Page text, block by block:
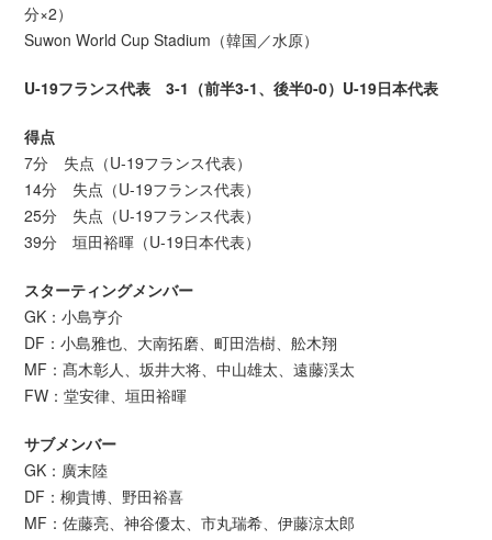
分×2）
Suwon World Cup Stadium（韓国／水原）
U-19フランス代表 3-1（前半3-1、後半0-0）U-19日本代表
得点
7分 失点（U-19フランス代表）
14分 失点（U-19フランス代表）
25分 失点（U-19フランス代表）
39分 垣田裕暉（U-19日本代表）
スターティングメンバー
GK：小島亨介
DF：小島雅也、大南拓磨、町田浩樹、舩木翔
MF：髙木彰人、坂井大将、中山雄太、遠藤渓太
FW：堂安律、垣田裕暉
サブメンバー
GK：廣末陸
DF：柳貴博、野田裕喜
MF：佐藤亮、神谷優太、市丸瑞希、伊藤涼太郎